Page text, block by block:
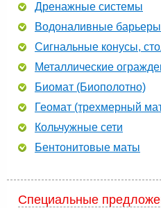
Дренажные системы
Водоналивные
Сигнальные конусы,
Металлические
Биомат (Биополотно)
Геомат (трехмерный
Кольчужные сети
Бентонитовые маты
Специальные